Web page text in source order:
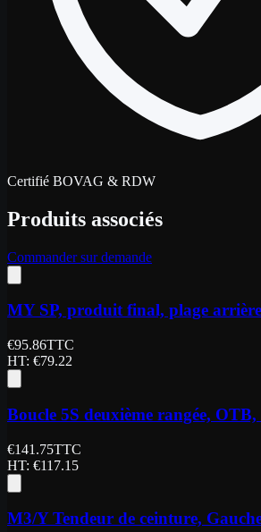
Certifié BOVAG & RDW
Produits associés
Commander sur demande
MY SP, produit final, plage arrière
€95.86TTC
HT: €79.22
Boucle 5S deuxième rangée,
€141.75TTC
HT: €117.15
M3/Y Tendeur de ceinture,